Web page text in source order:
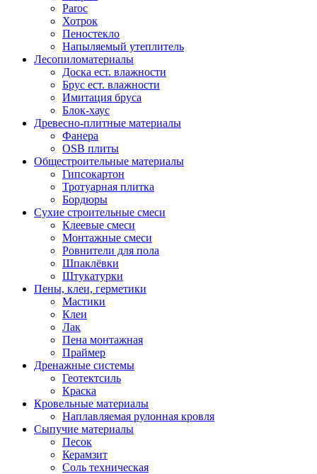
Paroc
Хотрок
Пеностекло
Напыляемый утеплитель
Лесопиломатериалы
Доска ест. влажности
Брус ест. влажности
Имитация бруса
Блок-хаус
Древесно-плитные материалы
Фанера
OSB плиты
Общестроительные материалы
Гипсокартон
Тротуарная плитка
Бордюры
Сухие строительные смеси
Клеевые смеси
Монтажные смеси
Ровнители для пола
Шпаклёвки
Штукатурки
Пены, клеи, герметики
Мастики
Клеи
Лак
Пена монтажная
Праймер
Дренажные системы
Геотектсиль
Краска
Кровельные материалы
Наплавляемая рулонная кровля
Сыпучие материалы
Песок
Керамзит
Соль техническая